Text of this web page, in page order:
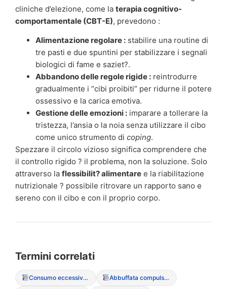
cliniche d’elezione, come la terapia cognitivo-
comportamentale (CBT-E), prevedono :
Alimentazione regolare : stabilire una routine di
tre pasti e due spuntini per stabilizzare i segnali
biologici di fame e saziet?.
Abbandono delle regole rigide : reintrodurre
gradualmente i “cibi proibiti” per ridurne il potere
ossessivo e la carica emotiva.
Gestione delle emozioni : imparare a tollerare la
tristezza, l’ansia o la noia senza utilizzare il cibo
come unico strumento di coping.
Spezzare il circolo vizioso significa comprendere che
il controllo rigido ? il problema, non la soluzione. Solo
attraverso la flessibilit? alimentare e la riabilitazione
nutrizionale ? possibile ritrovare un rapporto sano e
sereno con il cibo e con il proprio corpo.
Termini correlati
Consumo eccessivo di caffeina o teina Abbuffata compulsiva